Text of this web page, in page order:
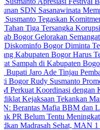
Sasanawinata
Tegaskan Komitmen
Tersangka Korupsi Proyek
Gelorakan Semangat
Bogor Diminta Tertib
Bogor Harus Tetap
di Kabupaten Bogor:
Ade Tinjau Pembangunan
Susmanto Promosikan
Koordinasi dengan
Tekankan Manajemen
Mafia BBM dan LPG
Tentu Meningkatkan
Sehat, MAN 1 Bogor